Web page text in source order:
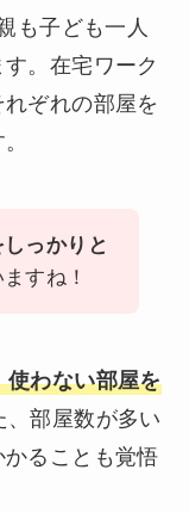
も子ども一人
。在宅ワーク
ぞれの部屋を
っかりと
すね！
使わない部屋を
、部屋数が多い
ることも覚悟